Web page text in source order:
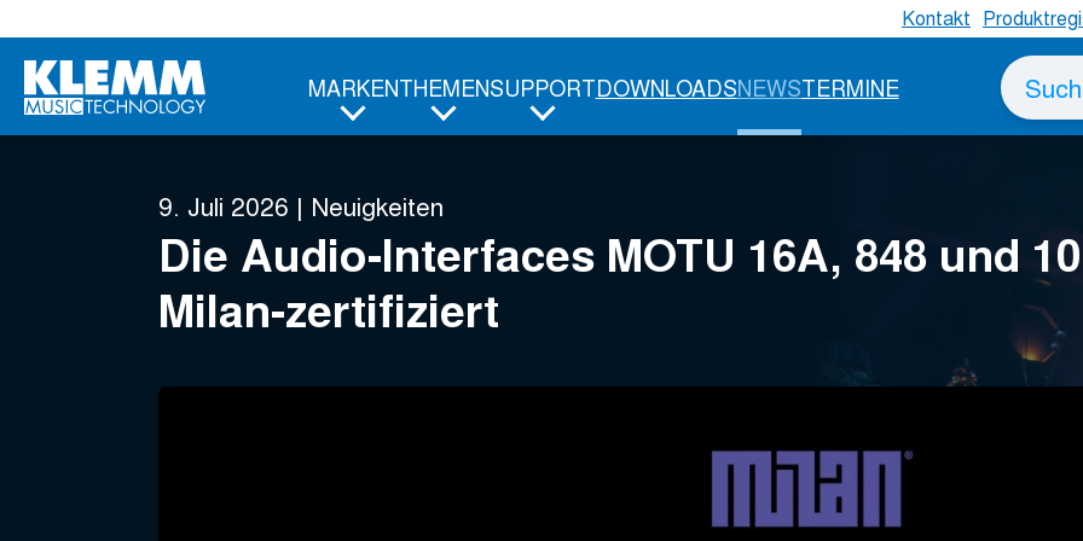
Hauptinhalt
Kontakt
MARKENTHEMENSUPPORTDOWNLOADSNEWSTERMINE
Suche
nach
9. Juli 2026 | Neuigkeiten
Die Audio-Interfaces MOTU 16A, 848 und
Milan-zertifiziert